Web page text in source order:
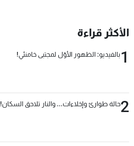
الأكثر قراءة
1بالفيديو: الظهور الأوّل لمجتبى خامنئي!
2حالة طوارئ وإخلاءات... والنار تلاحق السكان!